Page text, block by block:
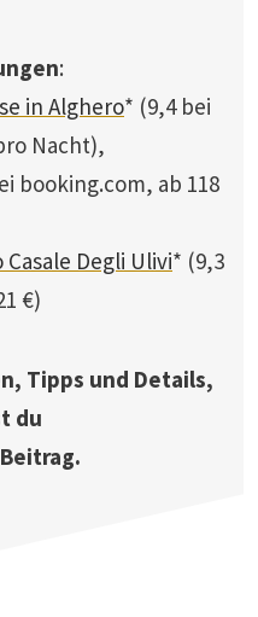
:
in Alghero* (9,4 bei
Nacht),
booking.com, ab 118
Degli Ulivi* (9,3
€)
Tipps und Details,
du